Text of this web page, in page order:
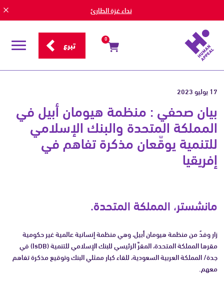
نداء غزة الطارئ
0 تبرع
قائمة
17 يوليو 2023
بيان صحفي : منظمة هيومان أبيل في
المملكة المتحدة والبنك الإسلامي
للتنمية يوقّعان مذكرة تفاهم في
إفريقيا
مانشستر، المملكة المتحدة.
زار وفدٌ من منظمة هيومان أبيل، وهي منظمة إنسانية عالمية غير حكومية
مقرها المملكة المتحدة، المقرَّ الرئيسي للبنك الإسلامي للتنمية (IsDB) في
جدة/ المملكة العربية السعودية، للقاء كبار ممثلي البنك وتوقيع مذكرة تفاهم
معهم.